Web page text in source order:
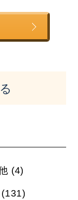
(4)
131)